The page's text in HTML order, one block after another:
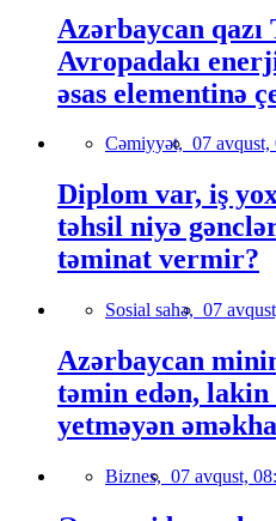
Azərbaycan
Avropadakı
əsas elementinə
Cəmiyyət, 07 avqust,
Diplom var, iş
təhsil niyə
təminat vermir?
Sosial sahə, 07
Azərbaycan
təmin edən,
yetməyən
Biznes, 07 avqust,